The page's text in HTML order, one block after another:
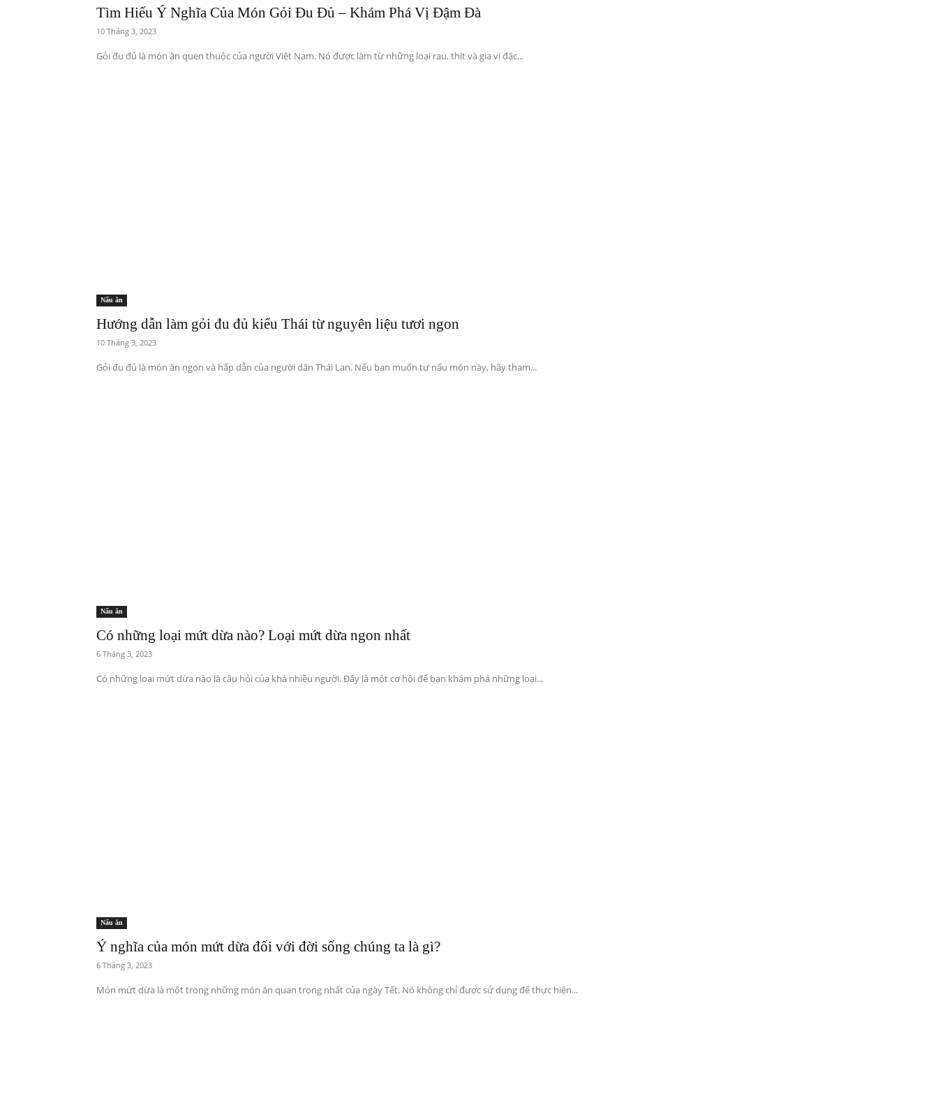
Tìm Hiểu Ý Nghĩa Của Món Gỏi Đu Đủ – Khám Phá Vị Đậm Đà
10 Tháng 3, 2023
Gỏi đu đủ là món ăn quen thuộc của người Việt Nam. Nó được làm từ những loại rau, thịt và gia vị đặc...
Nấu ăn
Hướng dẫn làm gỏi đu đủ kiểu Thái từ nguyên liệu tươi ngon
10 Tháng 3, 2023
Gỏi đu đủ là món ăn ngon và hấp dẫn của người dân Thái Lan. Nếu bạn muốn tự nấu món này, hãy tham...
Nấu ăn
Có những loại mứt dừa nào? Loại mứt dừa ngon nhất
6 Tháng 3, 2023
Có những loại mứt dừa nào là câu hỏi của khá nhiều người. Đây là một cơ hội để bạn khám phá những loại...
Nấu ăn
Ý nghĩa của món mứt dừa đối với đời sống chúng ta là gì?
6 Tháng 3, 2023
Món mứt dừa là một trong những món ăn quan trọng nhất của ngày Tết. Nó không chỉ được sử dụng để thực hiện...